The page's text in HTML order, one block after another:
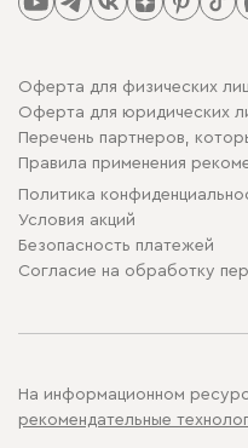
Оферта для физических лиц
Оферта для юридических
Перечень партнеров,
Правила применения
Политика
Условия акций
Безопасность платежей
Cогласие на обработку
На информационном
рекомендательные